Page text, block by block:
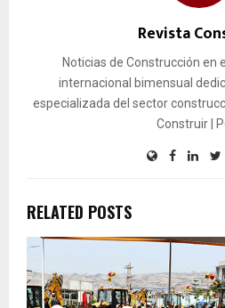
Revista
Noticias de Construcción en
internacional bimensual
especializada del sector
Construir |
RELATED POSTS